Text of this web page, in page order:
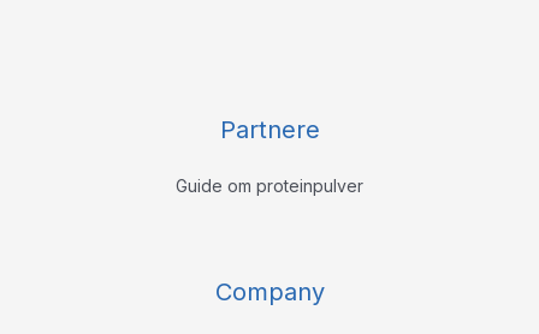
Partnere
Guide om proteinpulver
Company